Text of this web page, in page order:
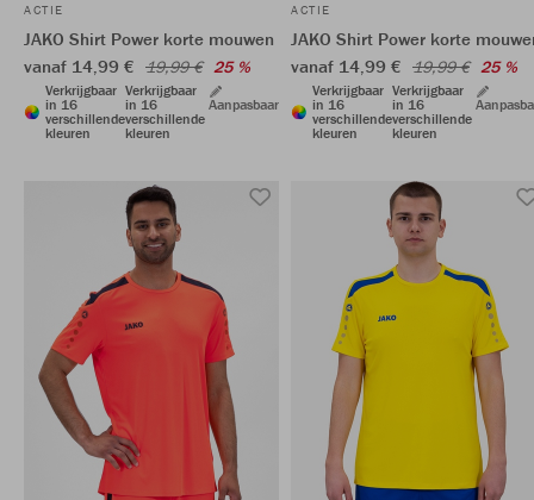
ACTIE
JAKO Shirt Power korte mouwen
vanaf 14,99 € 19,99 € 25 %
Verkrijgbaar
in 16
verschillende
kleuren
Verkrijgbaar
in 16
verschillende
kleuren
Aanpasbaar
ACTIE
JAKO Shirt Power korte
vanaf 14,99 € 19,99 € 25 %
Verkrijgbaar
in 16
verschillende
kleuren
Verkrijgbaar
in 16
verschillende
kleuren